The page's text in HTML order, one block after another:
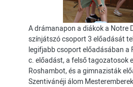
A drámanapon a diákok a Notre
színjátszó csoport 3 előadását
legifjabb csoport előadásában a
c. előadást, a felső tagozatosok
Roshambot, és a gimnazisták
Szentivánéji álom